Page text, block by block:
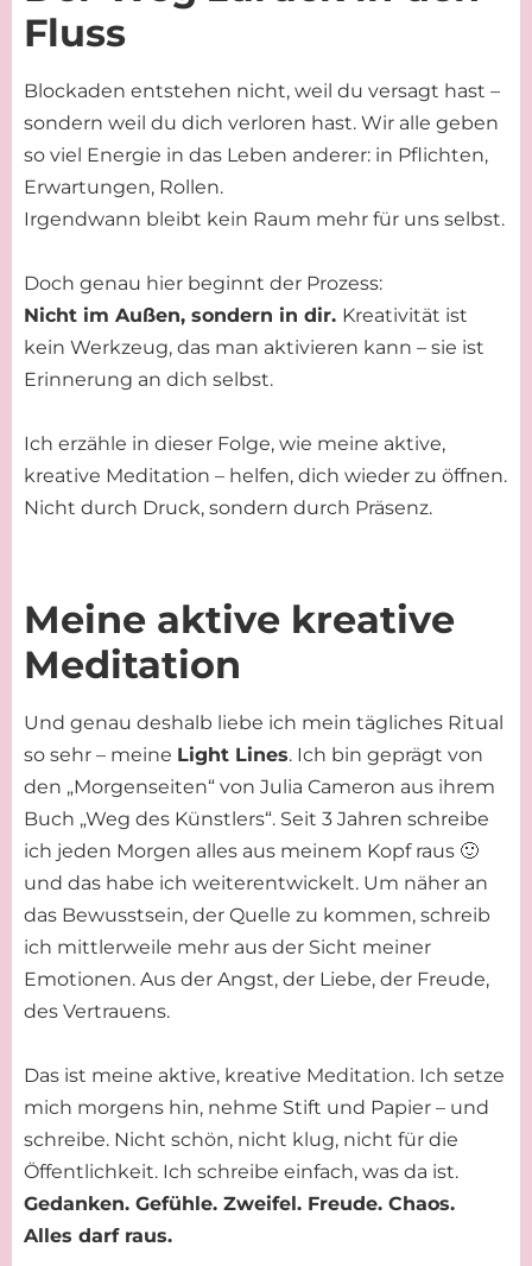
Fluss
Blockaden entstehen nicht, weil du versagt hast –
sondern weil du dich verloren hast. Wir alle geben
so viel Energie in das Leben anderer: in Pflichten,
Erwartungen, Rollen.
Irgendwann bleibt kein Raum mehr für uns selbst.
Doch genau hier beginnt der Prozess:
Nicht im Außen, sondern in dir. Kreativität ist
kein Werkzeug, das man aktivieren kann – sie ist
Erinnerung an dich selbst.
Ich erzähle in dieser Folge, wie meine aktive,
kreative Meditation – helfen, dich wieder zu öffnen.
Nicht durch Druck, sondern durch Präsenz.
Meine aktive kreative
Meditation
Und genau deshalb liebe ich mein tägliches Ritual
so sehr – meine Light Lines. Ich bin geprägt von
den „Morgenseiten“ von Julia Cameron aus ihrem
Buch „Weg des Künstlers“. Seit 3 Jahren schreibe
ich jeden Morgen alles aus meinem Kopf raus 🙂
und das habe ich weiterentwickelt. Um näher an
das Bewusstsein, der Quelle zu kommen, schreib
ich mittlerweile mehr aus der Sicht meiner
Emotionen. Aus der Angst, der Liebe, der Freude,
des Vertrauens.
Das ist meine aktive, kreative Meditation. Ich setze
mich morgens hin, nehme Stift und Papier – und
schreibe. Nicht schön, nicht klug, nicht für die
Öffentlichkeit. Ich schreibe einfach, was da ist.
Gedanken. Gefühle. Zweifel. Freude. Chaos.
Alles darf raus.